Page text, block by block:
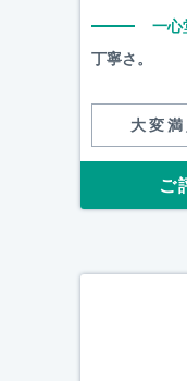
一心
丁寧さ。
大変満
ご